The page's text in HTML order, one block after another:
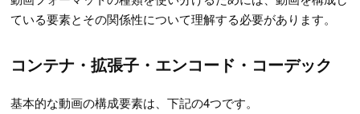
ている要素とその関係性について理解する必要があります。
コンテナ・拡張子・エンコード・コーデック
基本的な動画の構成要素は、下記の4つです。